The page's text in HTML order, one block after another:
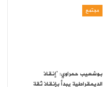
مجتمع
بوشعيب حمراوي: “إنقاذ
الديمقراطية يبدأ بإنقاذ ثقة